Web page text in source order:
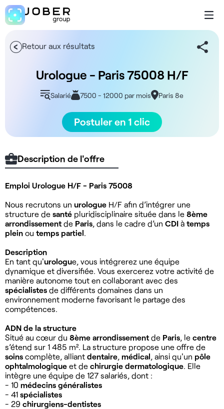
Retour aux résultats
Urologue - Paris 75008 H/F
Salarié 7500 - 12000 par mois Paris 8e
Postuler en 1 clic
Description de l'offre
Emploi Urologue H/F - Paris 75008
Nous recrutons un urologue H/F afin d’intégrer une
structure de santé pluridisciplinaire située dans le 8ème
arrondissement de Paris , dans le cadre d’un CDI à temps
plein ou temps partiel
Description
En tant qu'urologue, vous intégrerez une équipe
dynamique et diversifiée. Vous exercerez votre activité de
manière autonome tout en collaborant avec des
spécialistes de différents domaines dans un
environnement moderne favorisant le partage des
compétences.
ADN de la structure
Situé au cœur du 8ème arrondissement de Paris , le centre
s’étend sur 1 485 m². La structure propose une offre de
soins complète, alliant dentaire médical , ainsi qu'un pôle
ophtalmologique et de chirurgie dermatologique . Elle
intègre une équipe de 127 salariés, dont :
- 10 médecins généralistes
- 41 spécialistes
- 29 chirurgiens-dentistes